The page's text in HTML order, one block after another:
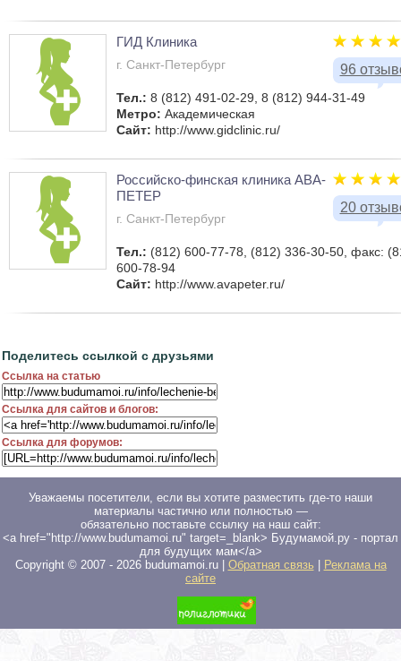
96
ГИД Клиника
г. Санкт-Петербург
Тел.: 8 (812) 491-02-29, 8 (812) 944-31-49
Метро: Академическая
Сайт: http://www.gidclinic.ru/
20
Российско-финская клиника АВА-
ПЕТЕР
г. Санкт-Петербург
Тел.: (812) 600-77-78, (812) 336-30-50, факс:
600-78-94
Сайт: http://www.avapeter.ru/
Поделитесь ссылкой с друзьями
Ссылка на статью
Ссылка для сайтов и блогов:
Ссылка для форумов:
Уважаемы посетители, если вы хотите разместить где-то наши
материалы частично или полностью —
обязательно поставьте ссылку на наш сайт:
<a href="http://www.budumamoi.ru" target=_blank> Будумамой.ру - портал
для будущих мам</a>
Copyright © 2007 - 2026budumamoi.ru | Обратная связь
Реклама на
сайте